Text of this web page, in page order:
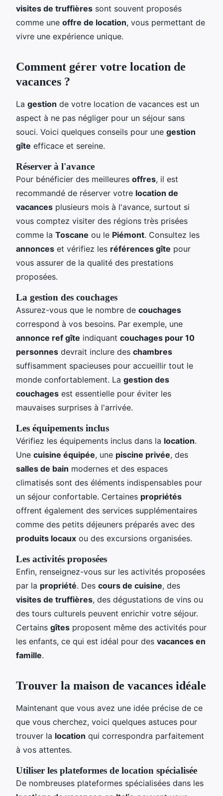
visites de truffières sont souvent proposés
comme une offre de location, vous permettant de
vivre une expérience unique.
Comment gérer votre location de
vacances ?
La gestion de votre location de vacances est un
aspect à ne pas négliger pour un séjour sans
souci. Voici quelques conseils pour une gestion
gîte efficace et sereine.
Réserver à l'avance
Pour bénéficier des meilleures offres, il est
recommandé de réserver votre location de
vacances plusieurs mois à l'avance, surtout si
vous comptez visiter des régions très prisées
comme la Toscane ou le Piémont. Consultez les
annonces et vérifiez les références gîte pour
vous assurer de la qualité des prestations
proposées.
La gestion des couchages
Assurez-vous que le nombre de couchages
correspond à vos besoins. Par exemple, une
annonce ref gîte indiquant couchages pour 10
personnes devrait inclure des chambres
suffisamment spacieuses pour accueillir tout le
monde confortablement. La gestion des
couchages est essentielle pour éviter les
mauvaises surprises à l'arrivée.
Les équipements inclus
Vérifiez les équipements inclus dans la location.
Une cuisine équipée, une piscine privée, des
salles de bain modernes et des espaces
climatisés sont des éléments indispensables pour
un séjour confortable. Certaines propriétés
offrent également des services supplémentaires
comme des petits déjeuners préparés avec des
produits locaux ou des excursions organisées.
Les activités proposées
Enfin, renseignez-vous sur les activités proposées
par la propriété. Des cours de cuisine, des
visites de truffières, des dégustations de vins ou
des tours culturels peuvent enrichir votre séjour.
Certains gîtes proposent même des activités pour
les enfants, ce qui est idéal pour des vacances en
famille.
Trouver la maison de vacances idéale
Maintenant que vous avez une idée précise de ce
que vous cherchez, voici quelques astuces pour
trouver la location qui correspondra parfaitement
à vos attentes.
Utiliser les plateformes de location spécialisée
De nombreuses plateformes spécialisées dans les